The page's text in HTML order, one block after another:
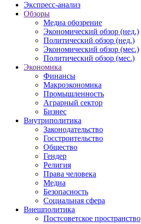
Экспресс-анализ
Обзоры
Медиа обозрение
Экономический обзор (нед.)
Политический обзор (нед.)
Экономический обзор (мес.)
Политический обзор (мес.)
Экономика
Финансы
Макроэкономика
Промышленность
Аграрный сектор
Бизнес
Внутриполитика
Законодательство
Госстроительство
Общество
Гендер
Религия
Права человека
Медиа
Безопасность
Социальная сфера
Внешполитика
Постсоветское пространство